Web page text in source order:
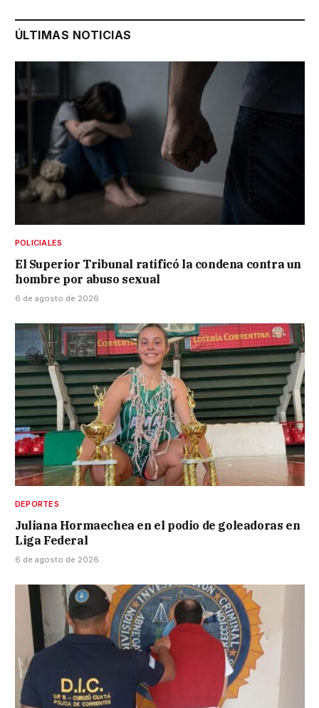
ÚLTIMAS NOTICIAS
POLICIALES
El Superior Tribunal ratificó la condena contra un
hombre por abuso sexual
6 de agosto de 2026
DEPORTES
Juliana Hormaechea en el podio de goleadoras en
Liga Federal
6 de agosto de 2026